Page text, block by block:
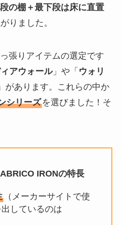
の棚＋最下段は床に直置
りました。
張りアイテムの選定です
アウォール」や「 ウォリ
があります。これらの中か
シリーズを選びました！そ
IRONの特長
（メーカーサイトで使
しているのは